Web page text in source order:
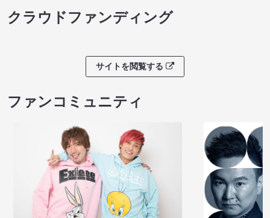
クラウドファンディング
サイトを閲覧する
ファンコミュニティ